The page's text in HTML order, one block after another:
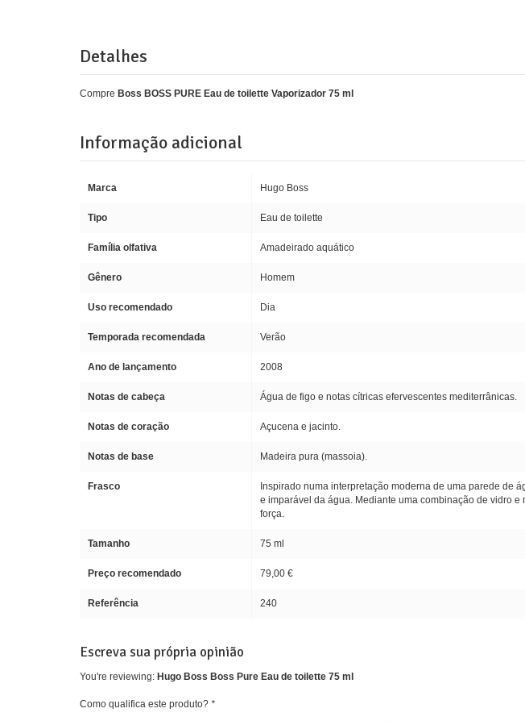
Detalhes
CompreBoss BOSS PURE Eau de toilette Vaporizador 75 ml
Informação adicional
Marca Hugo Boss
Tipo Eau de toilette
Família olfativa Amadeirado aquático
Gênero Homem
Uso recomendado Dia
Temporada recomendada Verão
Ano de lançamento 2008
Notas de cabeça Água de figo e notas cítricas efervescentes mediterrânicas.
Notas de coração Açucena e jacinto.
Notas de base Madeira pura (massoia).
Frasco
Inspirado numa interpretação moderna de uma parede de
e imparável da água. Mediante uma combinação de vidro
força.
Tamanho 75 ml
Preço recomendado 79,00 €
Referência 240
Escreva sua própria opinião
You're reviewing: Hugo Boss Boss Pure Eau de toilette 75 ml
Como qualifica este produto?*